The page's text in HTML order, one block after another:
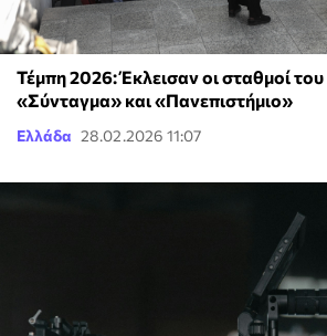
Τέμπη 2026: Έκλεισαν οι σταθμοί
«Σύνταγμα» και «Πανεπιστήμιο»
Ελλάδα 28.02.2026 11:07